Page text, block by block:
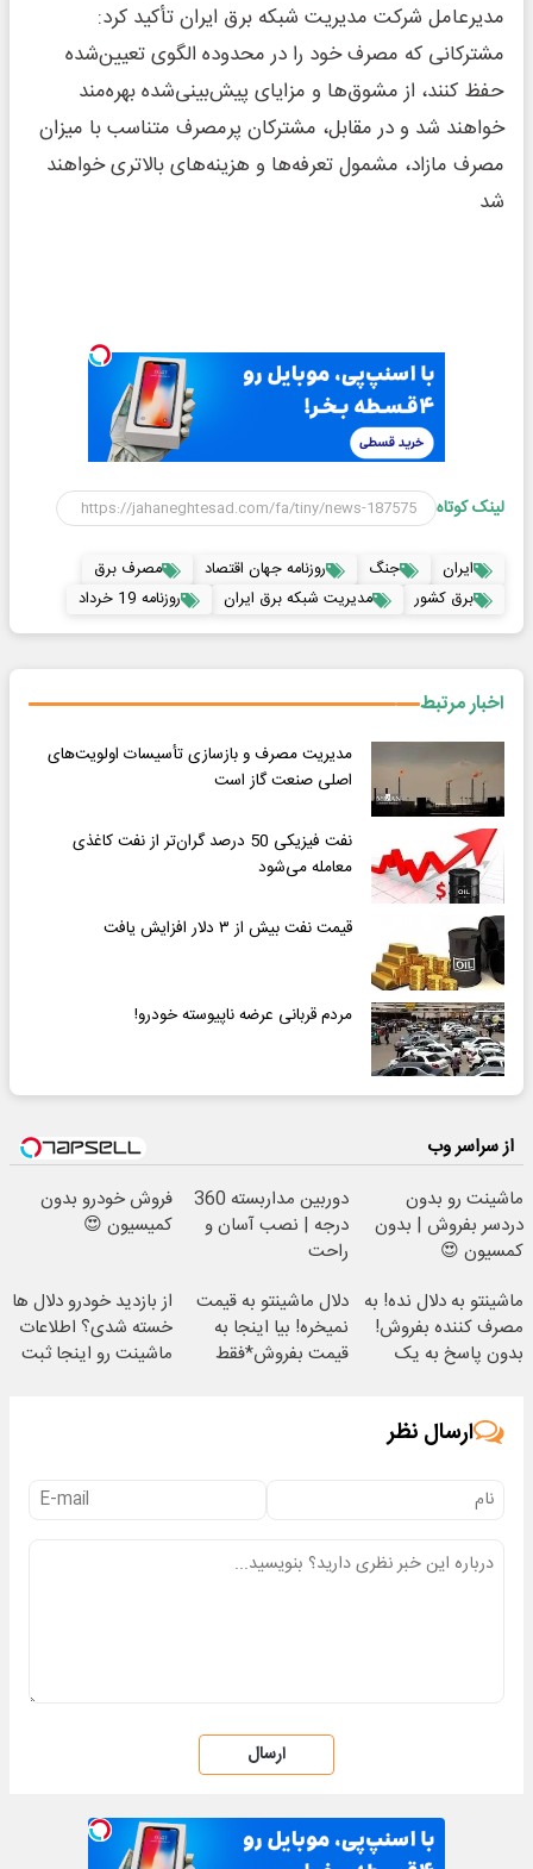
مدیرعامل شرکت مدیریت شبکه برق ایران تأکید کرد:
مشترکانی که مصرف خود را در محدوده الگوی تعیین‌شده
حفظ کنند، از مشوق‌ها و مزایای پیش‌بینی‌شده بهره‌مند
خواهند شد و در مقابل، مشترکان پرمصرف متناسب با میزان
مصرف مازاد، مشمول تعرفه‌ها و هزینه‌های بالاتری خواهند
شد
لینک کوتاه
ایران جنگ روزنامه جهان اقتصاد
مصرف برق
برق کشور
مدیریت شبکه برق ایران روزنامه 19 خرداد
اخبار مرتبط
مدیریت مصرف و بازسازی تأسیسات اولویت‌های
اصلی صنعت گاز است
نفت فیزیکی 50 درصد گران‌تر از نفت کاغذی
معامله می‌شود
قیمت نفت بیش از ۳ دلار افزایش یافت
مردم قربانی عرضه ناپیوسته خودرو!
از سراسر وب
ماشینت رو بدون
دردسر بفروش | بدون
کمسیون 😍
دوربین مداربسته 360
درجه | نصب آسان و
راحت
فروش خودرو بدون
کمیسیون 😍
ماشینتو به دلال نده! به
مصرف کننده بفروش!
بدون پاسخ به یک
دلال ماشینتو به قیمت
نمیخره! بیا اینجا به
قیمت بفروش*فقط
از بازدید خودرو دلال ها
خسته شدی؟ اطلاعات
ماشینت رو اینجا ثبت
ارسال نظر
ارسال